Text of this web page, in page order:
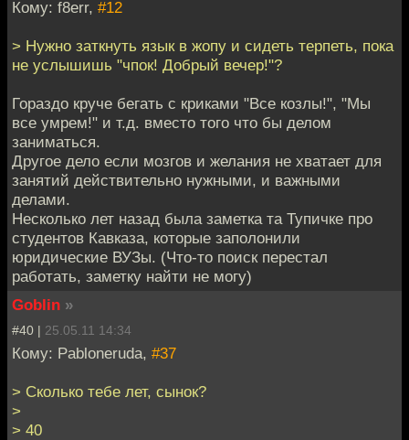
Кому: f8err, #12
> Нужно заткнуть язык в жопу и сидеть терпеть, пока
не услышишь "чпок! Добрый вечер!"?
Гораздо круче бегать с криками "Все козлы!", "Мы
все умрем!" и т.д. вместо того что бы делом
заниматься.
Другое дело если мозгов и желания не хватает для
занятий действительно нужными, и важными
делами.
Несколько лет назад была заметка та Тупичке про
студентов Кавказа, которые заполонили
юридические ВУЗы. (Что-то поиск перестал
работать, заметку найти не могу)
Goblin »
#40 | 25.05.11 14:34
Кому: Pabloneruda, #37
> Сколько тебе лет, сынок?
>
> 40